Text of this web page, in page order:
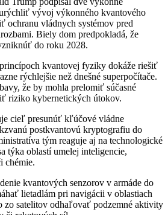
vývoj výkonného kvantového
ochranu vládnych systémov pred
Biely dom predpokladá, že
do roku 2028.
kvantovej fyziky dokáže riešiť
rýchlejšie než dnešné superpočítače.
že by mohla prelomiť súčasné
riziko kybernetických útokov.
cieľ presunúť kľúčové vládne
postkvantovú kryptografiu do
tým reaguje aj na technologické
týka oblastí umelej inteligencie,
chémie.
kvantových senzorov v armáde do
lietadlám pri navigácii v oblastiach
zo satelitov odhaľovať podzemné aktivity